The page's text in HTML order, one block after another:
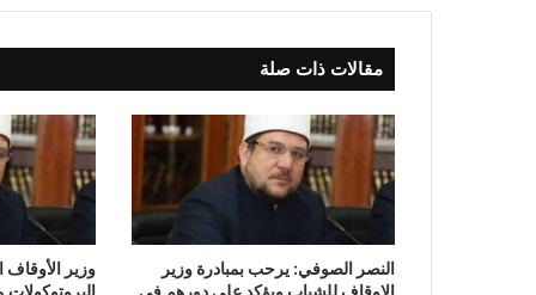
مقالات ذات صلة
النصر الصوفي: يرحب بمبادرة وزير
وزير الأوقاف